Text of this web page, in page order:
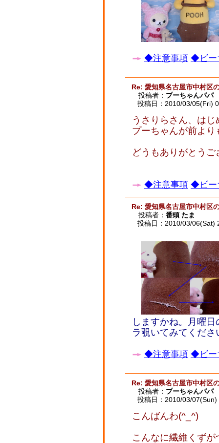
◆注意事項 ◆ビー
Re: 愛知県名古屋市中村区
投稿者： プーちゃんパパ
投稿日：2010/03/05(Fri)
うさりらさん、はじ
プーちゃんが前よ
どうもありがとう
◆注意事項 ◆ビー
Re: 愛知県名古屋市中村区
投稿者： 番頭 たま
投稿日：2010/03/06(Sat)
しますかね。月曜
ラ覗いてみてくださ
◆注意事項 ◆ビー
Re: 愛知県名古屋市中村区
投稿者： プーちゃんパパ
投稿日：2010/03/
こんばんわ(^_^)
こんなに繊維くず